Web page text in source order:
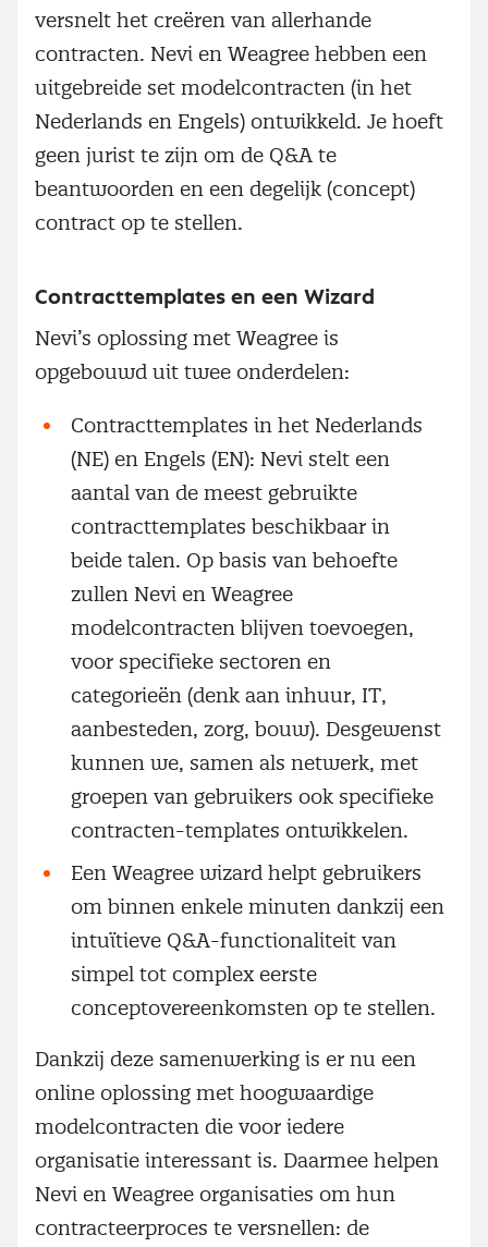
versnelt het creëren van allerhande
contracten. Nevi en Weagree hebben een
uitgebreide set modelcontracten (in het
Nederlands en Engels) ontwikkeld. Je hoeft
geen jurist te zijn om de Q&A te
beantwoorden en een degelijk (concept)
contract op te stellen.
Contracttemplates en een Wizard
Nevi’s oplossing met Weagree is
opgebouwd uit twee onderdelen:
Contracttemplates in het Nederlands
(NE) en Engels (EN): Nevi stelt een
aantal van de meest gebruikte
contracttemplates beschikbaar in
beide talen. Op basis van behoefte
zullen Nevi en Weagree
modelcontracten blijven toevoegen,
voor specifieke sectoren en
categorieën (denk aan inhuur, IT,
aanbesteden, zorg, bouw). Desgewenst
kunnen we, samen als netwerk, met
groepen van gebruikers ook specifieke
contracten-templates ontwikkelen.
Een Weagree wizard helpt gebruikers
om binnen enkele minuten dankzij een
intuïtieve Q&A-functionaliteit van
simpel tot complex eerste
conceptovereenkomsten op te stellen.
Dankzij deze samenwerking is er nu een
online oplossing met hoogwaardige
modelcontracten die voor iedere
organisatie interessant is. Daarmee helpen
Nevi en Weagree organisaties om hun
contracteerproces te versnellen: de